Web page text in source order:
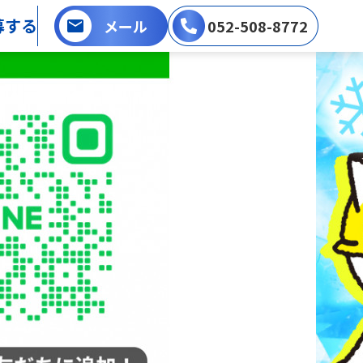
る メール 052-508-8772